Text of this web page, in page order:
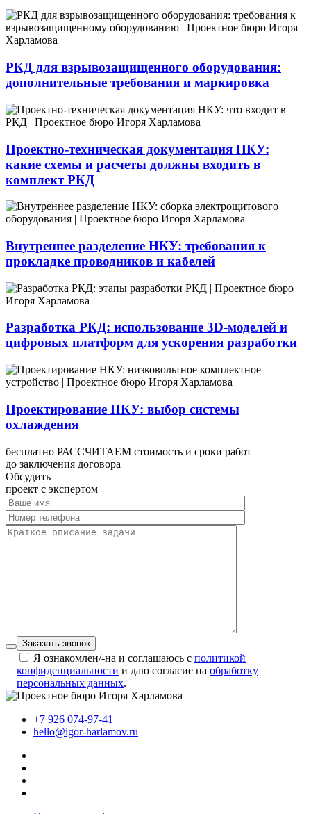
РКД для взрывозащищенного оборудования:
дополнительные требования и маркировка
Проектно-техническая документация НКУ:
какие схемы и расчеты должны входить в
комплект РКД
Внутреннее разделение НКУ: требования к
прокладке проводников и кабелей
Разработка РКД: использование 3D-моделей и
цифровых платформ для ускорения разработки
Проектирование НКУ: выбор системы
охлаждения
бесплатно РАССЧИТАЕМ стоимость и сроки работ
до заключения договора
Обсудить
проект с экспертом
Заказать звонок
Я ознакомлен/-на и соглашаюсь с политикой
конфиденциальности и даю согласие на обработку
персональных данных.
+7 926 074-97-41
hello@igor-harlamov.ru